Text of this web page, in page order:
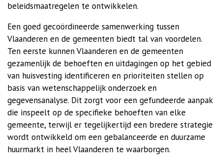
beleidsmaatregelen te ontwikkelen.
Een goed gecoördineerde samenwerking tussen
Vlaanderen en de gemeenten biedt tal van voordelen.
Ten eerste kunnen Vlaanderen en de gemeenten
gezamenlijk de behoeften en uitdagingen op het gebied
van huisvesting identificeren en prioriteiten stellen op
basis van wetenschappelijk onderzoek en
gegevensanalyse. Dit zorgt voor een gefundeerde aanpak
die inspeelt op de specifieke behoeften van elke
gemeente, terwijl er tegelijkertijd een bredere strategie
wordt ontwikkeld om een gebalanceerde en duurzame
huurmarkt in heel Vlaanderen te waarborgen.